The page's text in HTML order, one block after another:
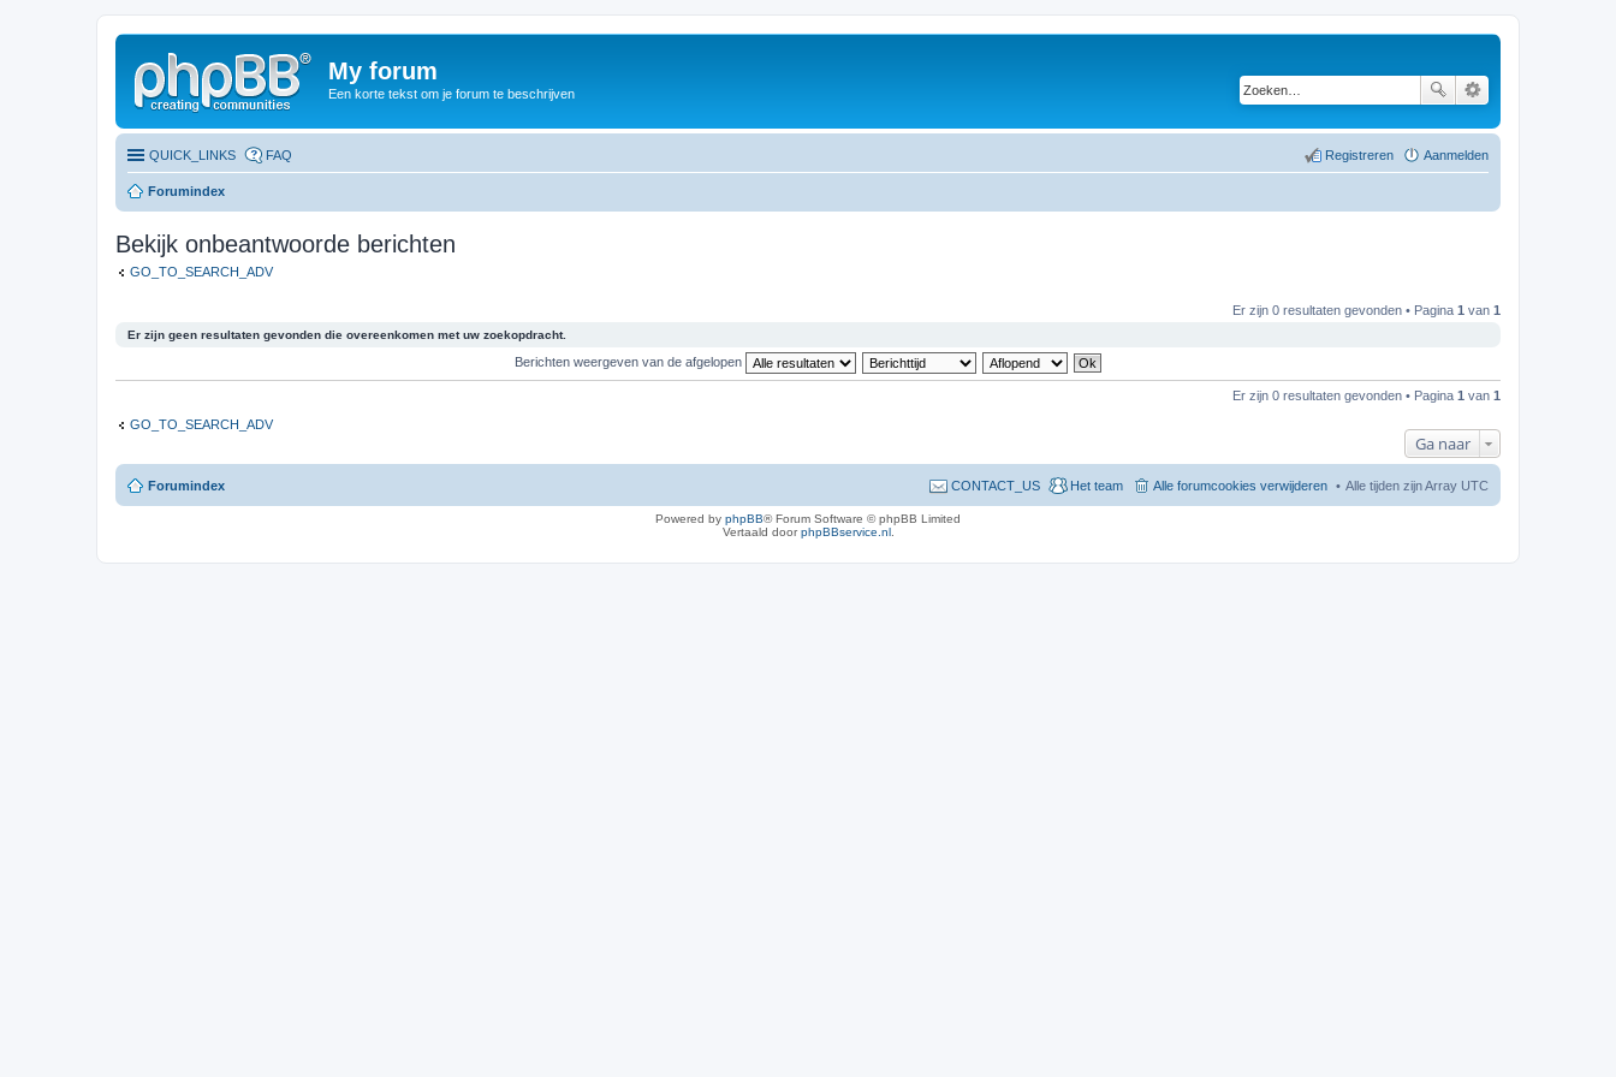
My forum
Een korte tekst om je forum te beschrijven
QUICK_LINKS FAQ Aanmelden
Registreren
Forumindex
Bekijk onbeantwoorde berichten
GO_TO_SEARCH_ADV
Er zijn 0 resultaten gevonden • Pagina 1 van 1
Er zijn geen resultaten gevonden die overeenkomen met uw zoekopdracht.
Berichten weergeven van de afgelopen
Er zijn 0 resultaten gevonden • Pagina 1 van 1
GO_TO_SEARCH_ADV
Ga naar
Forumindex Alle tijden zijn Array UTC
Alle forumcookies verwijderen
Het team
CONTACT_US
Powered by phpBB® Forum Software © phpBB Limited
Vertaald doorphpBBservice.nl.